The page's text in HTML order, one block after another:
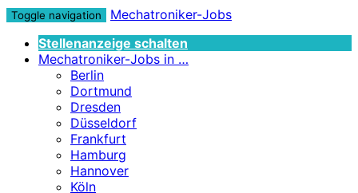
Toggle navigation
Mechatroniker-Jobs
Stellenanzeige schalten
Mechatroniker-Jobs in …
Berlin
Dortmund
Dresden
Düsseldorf
Frankfurt
Hamburg
Hannover
Köln